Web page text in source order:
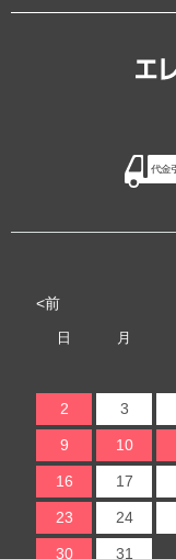
<前
日 月
2 3
9 10
16 17
23 24
30 31